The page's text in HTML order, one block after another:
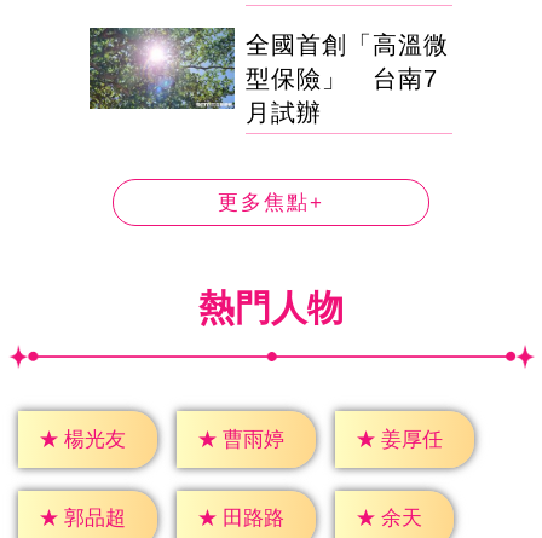
全國首創「高溫微
型保險」 台南7
月試辦
更多焦點+
熱門人物
★ 楊光友 ★ 曹雨婷 ★ 姜厚任
★ 郭品超 ★ 田路路 ★ 余天